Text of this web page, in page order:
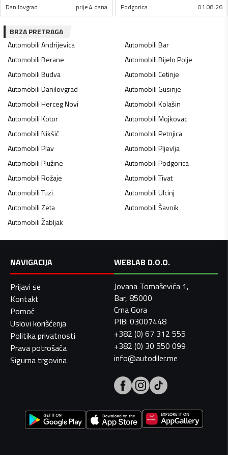
Danilovgrad prije 4 dana Podgorica 01.08.26
BRZA PRETRAGA
AutomobiliAndrijevica AutomobiliBar
AutomobiliBerane AutomobiliBijelo Polje
AutomobiliBudva AutomobiliCetinje
AutomobiliDanilovgrad AutomobiliGusinje
AutomobiliHerceg Novi AutomobiliKolašin
AutomobiliKotor AutomobiliMojkovac
AutomobiliNikšić AutomobiliPetnjica
AutomobiliPlav AutomobiliPljevlja
AutomobiliPlužine AutomobiliPodgorica
AutomobiliRožaje AutomobiliTivat
AutomobiliTuzi AutomobiliUlcinj
AutomobiliZeta AutomobiliŠavnik
AutomobiliŽabljak
NAVIGACIJA
Prijavi se
Kontakt
Pomoć
Uslovi korišćenja
Politika privatnosti
Prava potrošača
Sigurna trgovina
WEBLAB D.O.O.
Jovana Tomaševića 1,
Bar, 85000
Crna Gora
PIB: 03007448
+382 (0) 67 312 555
+382 (0) 30 550 099
info@autodiler.me